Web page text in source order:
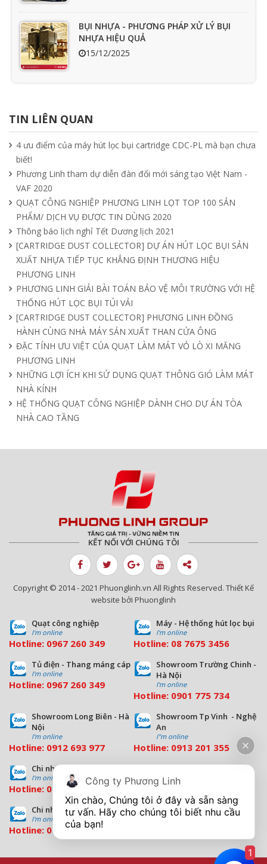
BỤI NHỰA - PHƯƠNG PHÁP XỬ LÝ BỤI
NHỰA HIỆU QUẢ
15/12/2025
15/04/2025
11/04/2025
Quạt nồi hơi công nghiệp và cách phân
loại theo mục đích sử dụng chuẩn nhất
04/04/2025
TIN LIÊN QUAN
4 ưu điểm của máy hút lọc bụi cartridge CDC-PL mà bạn chưa
biết!
Phương Linh tham dự diễn đàn đổi mới sáng tạo Việt Nam -
VAF 2020
QUẠT CÔNG NGHIỆP PHƯƠNG LINH LỌT TOP 100 SẢN
PHẨM/ DỊCH VỤ ĐƯỢC TIN DÙNG 2020
Thông báo lịch nghỉ Tết Dương lịch 2021
[CARTRIDGE DUST COLLECTOR] DỰ ÁN HÚT LỌC BỤI SẢN
XUẤT NHỰA TIẾP TỤC KHẲNG ĐỊNH THƯƠNG HIỆU
PHƯƠNG LINH
PHƯƠNG LINH GIẢI BÀI TOÁN BẢO VỆ MÔI TRƯỜNG VỚI HỆ
THỐNG HÚT LỌC BỤI TÚI VẢI
[CARTRIDGE DUST COLLECTOR] PHƯƠNG LINH ĐỒNG
HÀNH CÙNG NHÀ MÁY SẢN XUẤT THAN CỬA ÔNG
ĐẶC TÍNH ƯU VIỆT CỦA QUẠT LÀM MÁT VỎ LÒ XI MĂNG
PHƯƠNG LINH
NHỮNG LỢI ÍCH KHI SỬ DỤNG QUẠT THÔNG GIÓ LÀM MÁT
NHÀ KÍNH
HỆ THỐNG QUẠT CÔNG NGHIỆP DÀNH CHO DỰ ÁN TÒA
NHÀ CAO TẦNG
KẾT NỐI VỚI CHÚNG TÔI
Copyright © 2014 - 2021 Phuonglinh.vn All Rights Reserved. Thiết Kế
website bởi Phuonglinh
Quạt công nghiệp
I'm online
Hotline: 0967 260 349
Máy - Hệ thống hút lọc bụi
I'm online
Hotline: 08 7675 3456
Tủ điện - Thang máng cáp
I'm online
Hotline: 0967 260 349
Showroom Trường Chinh -
Hà Nội
I'm online
Hotline: 0901 775 734
Showroom Long Biên - Hà
Nội
I'm online
Hotline: 0912 693 977
Showroom Tp Vinh - Nghệ
An
I''m online
Hotline: 0913 201 355
Chi nhánh Đà Nẵng
I'm online
Hotline: 0963 544 563
Chi nhánh Hồ Chí Minh
I'm online
Hotline:0909 503 696
Chi nhánh Bình Dương
I'm online
Hotline: 0933 569 039
Công ty Phương Linh
Xin chào, Chúng tôi ở đây và sẵn sàng
tư vấn. Hãy cho chúng tôi biết nhu cầu
1